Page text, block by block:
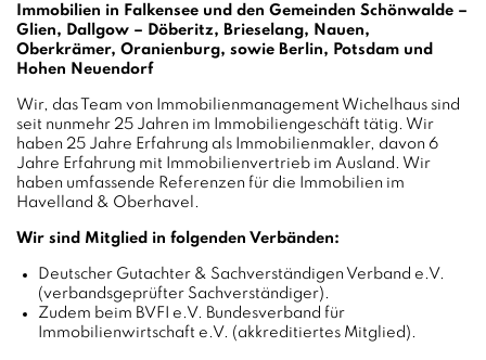
Immobilien in Falkensee und den Gemeinden Schönwalde –
Glien, Dallgow – Döberitz, Brieselang, Nauen,
Oberkrämer, Oranienburg, sowie Berlin, Potsdam und
Hohen Neuendorf
Wir, das Team von Immobilienmanagement Wichelhaus sind
seit nunmehr 25 Jahren im Immobiliengeschäft tätig. Wir
haben 25 Jahre Erfahrung als Immobilienmakler, davon 6
Jahre Erfahrung mit Immobilienvertrieb im Ausland. Wir
haben umfassende Referenzen für die Immobilien im
Havelland & Oberhavel.
Wir sind Mitglied in folgenden Verbänden:
Deutscher Gutachter & Sachverständigen Verband e.V.
(verbandsgeprüfter Sachverständiger).
Zudem beim BVFI e.V. Bundesverband für
Immobilienwirtschaft e.V. (akkreditiertes Mitglied).